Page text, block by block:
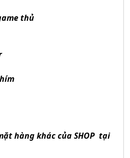
thủ
hàng khác của SHOP tại